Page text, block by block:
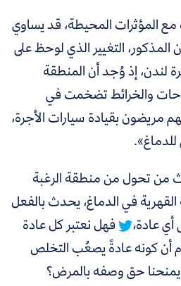
المؤثرات المحيطة، قد يساوي
المذكور، التغيير الذي لوحظ على
لندن، إذ وُجد أن المنطقة
والخرائط تضخمت في
مريضون بقيادة سيارات الأجرة،
تحول من منطقة الرغبة
في الدماغ، يحدث بالفعل
عادة،
فهل نعتبر كل عادة
أن كونه عادةً يصعُب التخلص
حق وصفه بالمرض؟